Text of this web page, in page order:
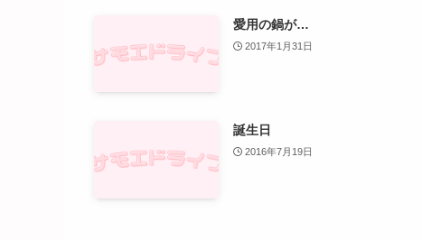
愛用の鍋が…
2017年1月31日
誕生日
2016年7月19日